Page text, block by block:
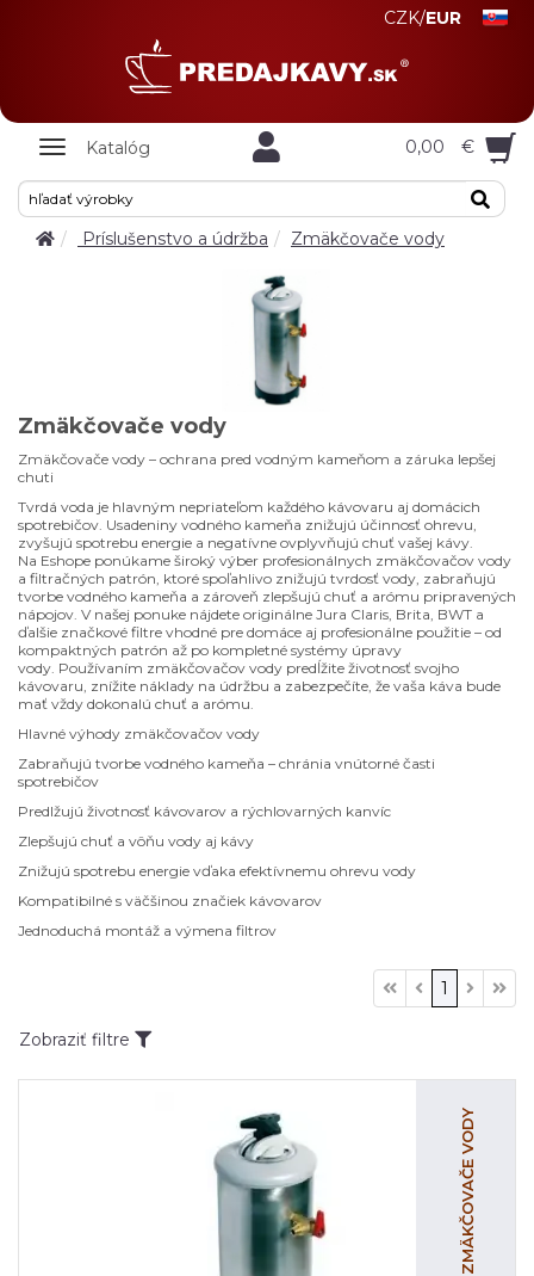
CZK/EUR
Zobrazit
Katalóg 0,00 €
Príslušenstvo a údržba Zmäkčovače vody
Zmäkčovače vody
Zmäkčovače vody – ochrana pred vodným kameňom a záruka lepšej
chuti
Tvrdá voda je hlavným nepriateľom každého kávovaru aj domácich
spotrebičov. Usadeniny vodného kameňa znižujú účinnosť ohrevu,
zvyšujú spotrebu energie a negatívne ovplyvňujú chuť vašej kávy.
Na Eshope ponúkame široký výber profesionálnych zmäkčovačov vody
a filtračných patrón, ktoré spoľahlivo znižujú tvrdosť vody, zabraňujú
tvorbe vodného kameňa a zároveň zlepšujú chuť a arómu pripravených
nápojov. V našej ponuke nájdete originálne Jura Claris, Brita, BWT a
ďalšie značkové filtre vhodné pre domáce aj profesionálne použitie – od
kompaktných patrón až po kompletné systémy úpravy
vody. Používaním zmäkčovačov vody predĺžite životnosť svojho
kávovaru, znížite náklady na údržbu a zabezpečíte, že vaša káva bude
mať vždy dokonalú chuť a arómu.
Hlavné výhody zmäkčovačov vody
Zabraňujú tvorbe vodného kameňa – chránia vnútorné časti
spotrebičov
Predlžujú životnosť kávovarov a rýchlovarných kanvíc
Zlepšujú chuť a vôňu vody aj kávy
Znižujú spotrebu energie vďaka efektívnemu ohrevu vody
Kompatibilné s väčšinou značiek kávovarov
Jednoduchá montáž a výmena filtrov
1
Zobraziť filtre
ZMÄKČOVAČE VODY